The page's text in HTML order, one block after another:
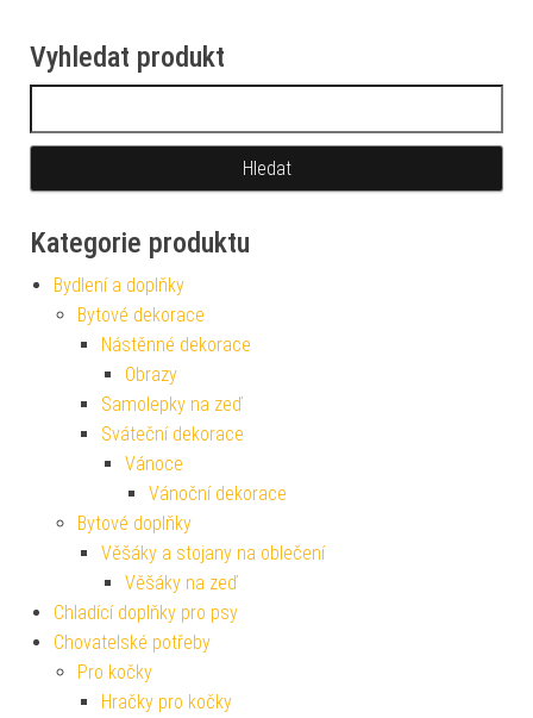
Vyhledat produkt
Kategorie produktu
Bydlení a doplňky
Bytové dekorace
Nástěnné dekorace
Obrazy
Samolepky na zeď
Sváteční dekorace
Vánoce
Vánoční dekorace
Bytové doplňky
Věšáky a stojany na oblečení
Věšáky na zeď
Chladící doplňky pro psy
Chovatelské potřeby
Pro kočky
Hračky pro kočky